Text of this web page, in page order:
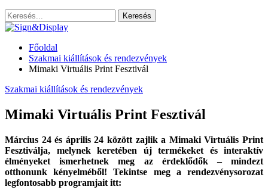
Főoldal
Szakmai kiállítások és rendezvények
Mimaki Virtuális Print Fesztivál
Szakmai kiállítások és rendezvények
Mimaki Virtuális Print Fesztivál
Március 24 és április 24 között zajlik a Mimaki Virtuális Print
Fesztiválja, melynek keretében új termékeket és interaktív
élményeket ismerhetnek meg az érdeklődők – mindezt
otthonunk kényelméből! Tekintse meg a rendezvénysorozat
legfontosabb programjait itt: